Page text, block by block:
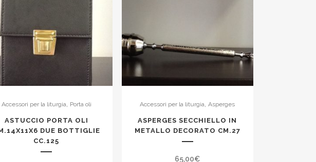
Accessori per la liturgia, Porta oli
ASTUCCIO PORTA OLI
DUE BOTTIGLIE
CC.125
Accessori per la liturgia,Asperges
ASPERGES SECCHIELLO IN
METALLO DECORATO CM.27
65,00€